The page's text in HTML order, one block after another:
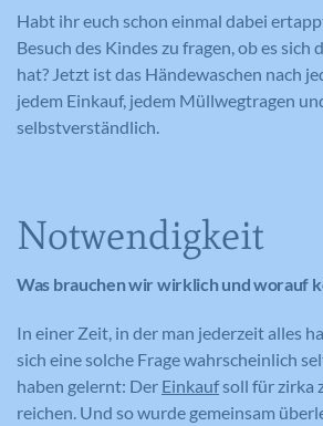
Habt ihr euch schon einmal dabei
Besuch des Kindes zu fragen, ob es sich
hat? Jetzt ist das Händewaschen nach
jedem Einkauf, jedem Müllwegtragen
selbstverständlich.
Notwendigkeit
Was brauchen wir wirklich und worauf
In einer Zeit, in der man jederzeit alles
sich eine solche Frage wahrscheinlich
haben gelernt: Der Einkauf soll für zirka
reichen. Und so wurde gemeinsam